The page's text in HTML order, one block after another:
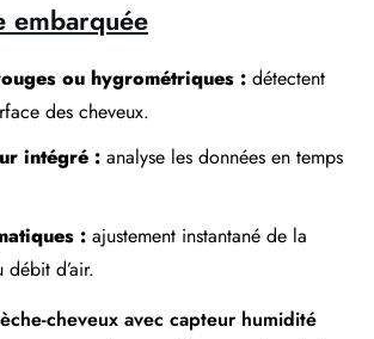
embarquée
ou hygrométriques : détectent
des cheveux.
intégré : analyse les données en temps
: ajustement instantané de la
d’air.
cheveux avec capteur humidité